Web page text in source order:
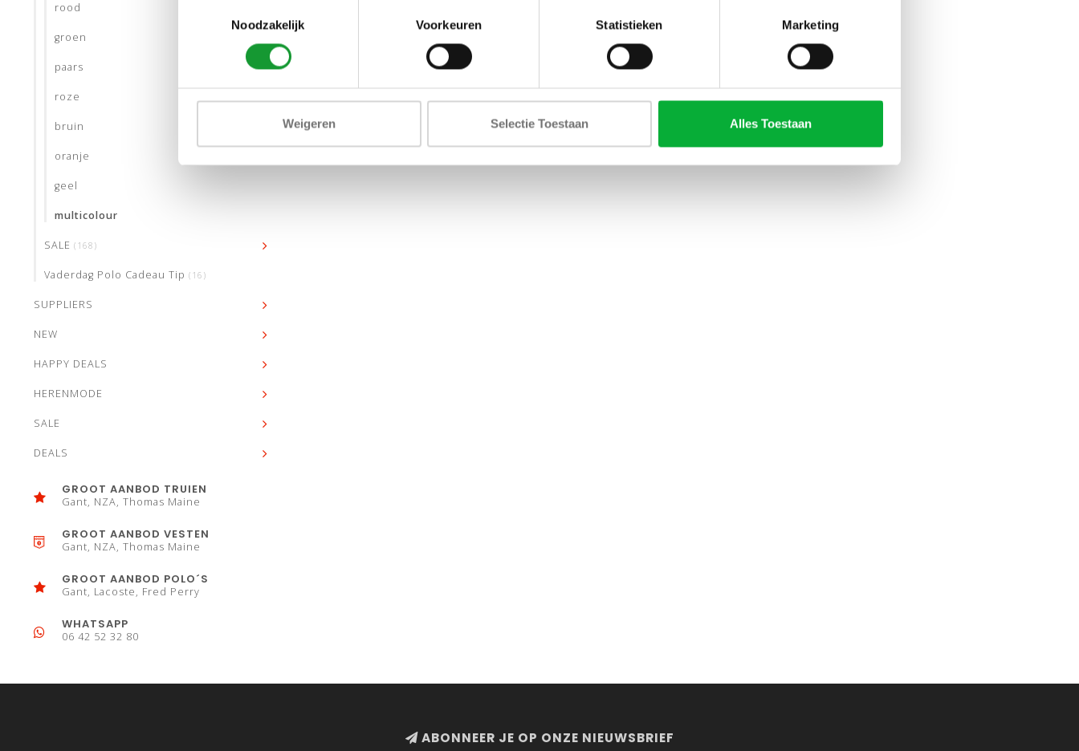
Noodzakelijk
Voorkeuren Statistieken Marketing
Weigeren Selectie Toestaan Alles Toestaan
rood
groen
paars
roze
bruin
oranje
geel
multicolour
SALE (168)
Vaderdag Polo Cadeau Tip (16)
SUPPLIERS
NEW
HAPPY DEALS
HERENMODE
SALE
DEALS
GROOT AANBOD TRUIEN
Gant, NZA, Thomas Maine
GROOT AANBOD VESTEN
Gant, NZA, Thomas Maine
GROOT AANBOD POLO´S
Gant, Lacoste, Fred Perry
WHATSAPP
06 42 52 32 80
ABONNEER JE OP ONZE NIEUWSBRIEF